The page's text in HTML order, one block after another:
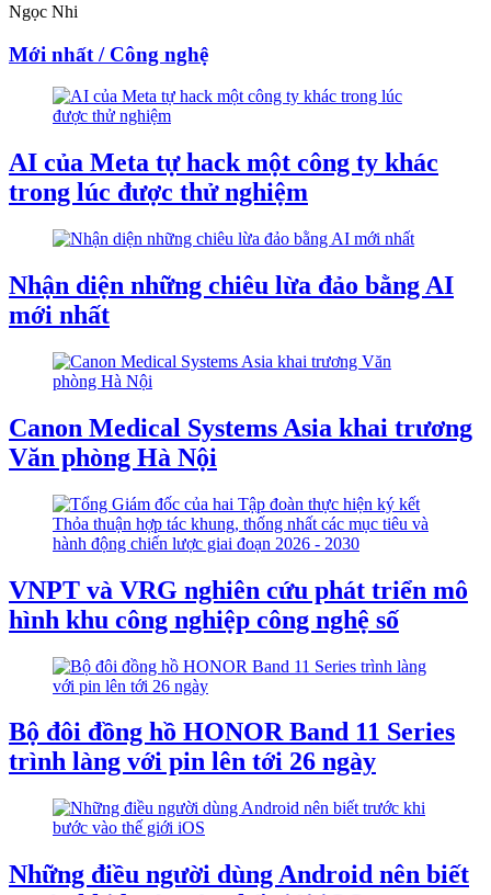
Ngọc Nhi
Mới nhất / Công nghệ
AI của Meta tự hack một công ty khác
trong lúc được thử nghiệm
Nhận diện những chiêu lừa đảo bằng AI
mới nhất
Canon Medical Systems Asia khai trương
Văn phòng Hà Nội
VNPT và VRG nghiên cứu phát triển mô
hình khu công nghiệp công nghệ số
Bộ đôi đồng hồ HONOR Band 11 Series
trình làng với pin lên tới 26 ngày
Những điều người dùng Android nên biết